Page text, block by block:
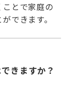
とで家庭の
できます。
きますか？